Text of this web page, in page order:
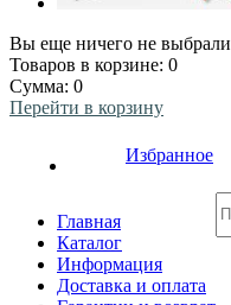
Вы еще ничего не выбрали
Товаров в корзине: 0
Сумма: 0
Перейти в корзину
Избранное
Главная
Каталог
Информация
Доставка и оплата